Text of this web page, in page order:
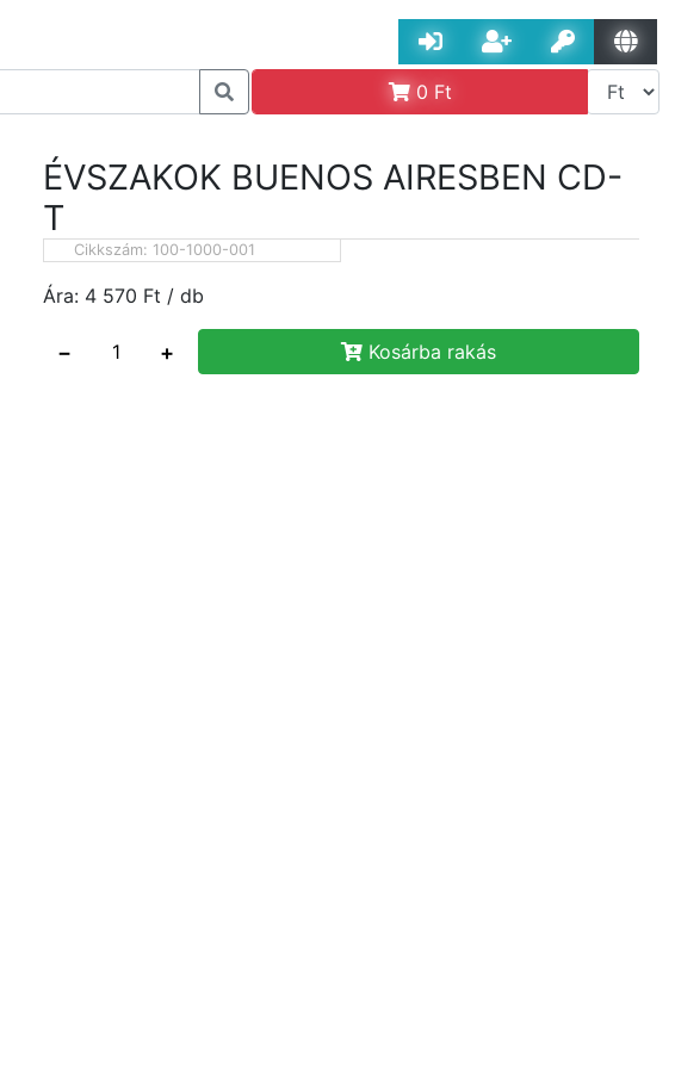
0 Ft
ÉVSZAKOK BUENOS AIRESBEN CD-
T
Cikkszám: 100-1000-001
Ára: 4 570 Ft / db
− + Kosárba rakás